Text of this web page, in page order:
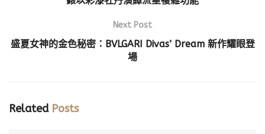
Next Post
盛夏女神的金色秘密：BVLGARI Divas’ Dream 新作耀眼登
場
RelatedPosts